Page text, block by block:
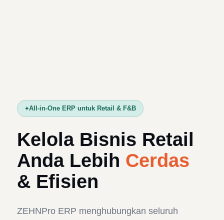
All-in-One ERP untuk Retail & F&B
Kelola Bisnis Retail
Anda Lebih Cerdas
& Efisien
ZEHNPro ERP menghubungkan seluruh